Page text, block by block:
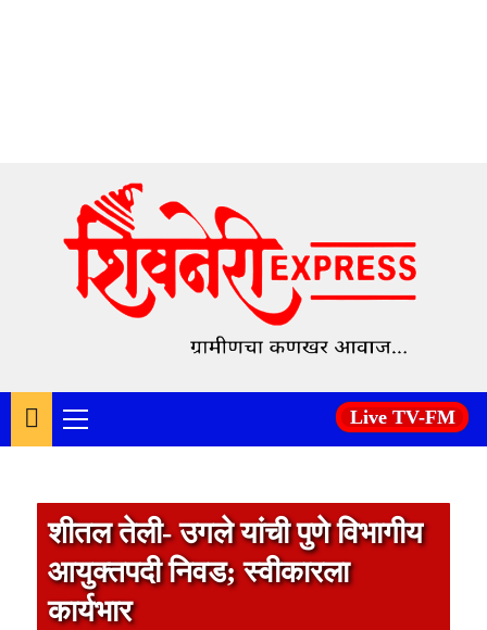
content
Primary
Menu
Live TV-FM
शीतल तेली- उगले यांची पुणे विभागीय
आयुक्तपदी निवड; स्वीकारला
कार्यभार